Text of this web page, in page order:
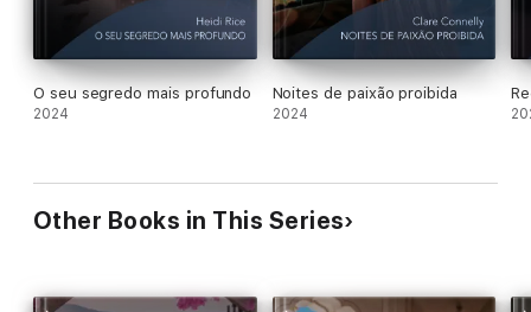
O seu segredo mais profundo
2024
Noites de paixão proibida
2024
Other Books in This Series